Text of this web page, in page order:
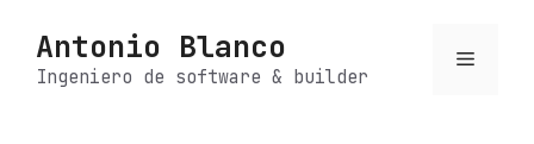
contenido
Antonio Blanco
Ingeniero de software & builder
Menú